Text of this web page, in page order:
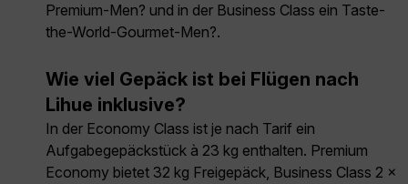
Premium-Men? und in der Business Class ein Taste-
the-World-Gourmet-Men?.
Wie viel Gepäck ist bei Flügen nach
Lihue inklusive?
In der Economy Class ist je nach Tarif ein
Aufgabegepäckstück à 23 kg enthalten. Premium
Economy bietet 32 kg Freigepäck, Business Class 2 ×